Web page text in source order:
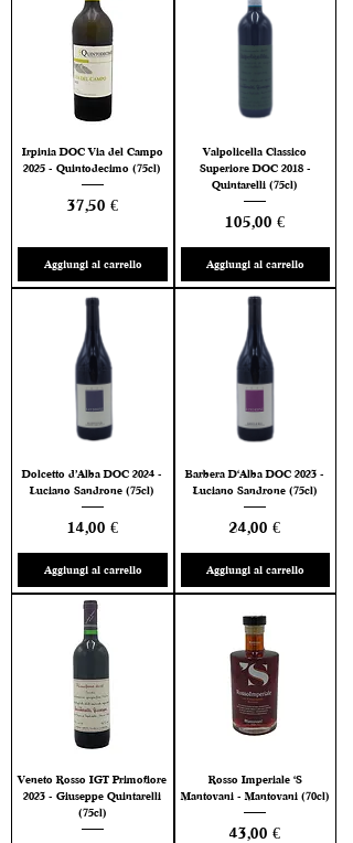
Irpinia DOC Via del Campo
2025 - Quintodecimo (75cl)
Prezzo
37,50 €
Aggiungi al carrello
Valpolicella Classico
Superiore DOC 2018 -
Quintarelli (75cl)
Prezzo
105,00 €
Aggiungi al carrello
Dolcetto d’Alba DOC 2024 -
Luciano Sandrone (75cl)
Prezzo
14,00 €
Aggiungi al carrello
Barbera D'Alba DOC 2023 -
Luciano Sandrone (75cl)
Prezzo
24,00 €
Aggiungi al carrello
Veneto Rosso IGT Primofiore
2023 - Giuseppe Quintarelli
(75cl)
Rosso Imperiale 'S
Mantovani - Mantovani (70cl)
Prezzo
43,00 €